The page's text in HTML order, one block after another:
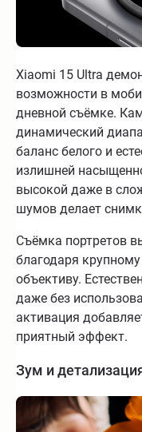
Xiaomi 15 Ultra
возможности в
дневной съёмке.
динамический
баланс белого и
излишней
высокой даже в
шумов делает
Съёмка портретов
благодаря
объективу.
даже без
активация
приятный эффект.
Зум и